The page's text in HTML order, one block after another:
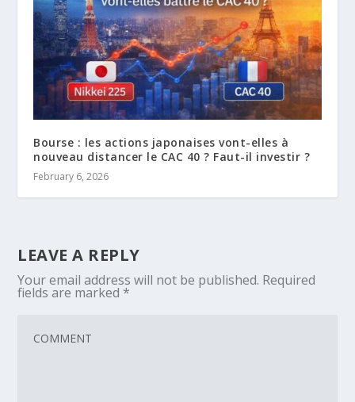
Bourse : les actions japonaises vont-elles à
nouveau distancer le CAC 40 ? Faut-il investir ?
February 6, 2026
LEAVE A REPLY
Your email address will not be published. Required
fields are marked *